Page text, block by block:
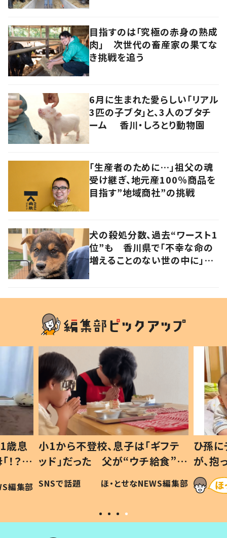
目指すのは「究極の赤身の熟成
肉」 次世代の畜産家の果てな
き挑戦を追う
6月に生まれた愛らしい「リアル
3匹の子ブタ」と、3人のブタチ
ーム 香川・しろとり動物園
「生産者のために…」祖父の魂
受け継ぎ、地元産100％商品を
目指す”地域商社”の挑戦
犬の殺処分数、過去“ワースト1
位”も 香川県で「不幸な命の
増えることのない世の中に」と
歳息
？」
編集部
小1から不登校、息子は「ギフテ
ッド」だった 父が“ウチ給食”を
作り続ける理由とは #令和の親
#令和の子
SNSで話題 ほ・とせなNEWS編集部
ひ孫
が、
「涙が
い」